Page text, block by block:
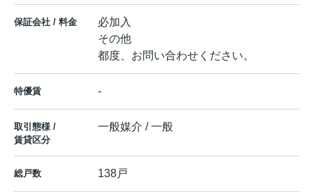
保証会社 / 料金
必加入
その他
都度、お問い合わせください。
特優賃 -
取引態様 /
賃貸区分
一般媒介 / 一般
総戸数 138戸